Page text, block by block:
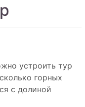
устроить тур
горных
с долиной